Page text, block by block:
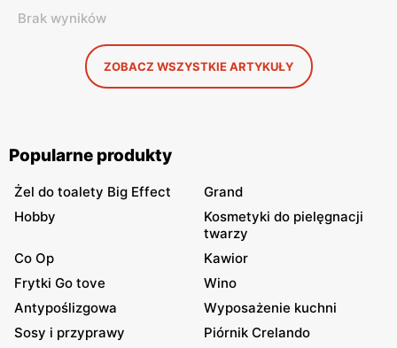
Brak wyników
ZOBACZ WSZYSTKIE ARTYKUŁY
Popularne produkty
Żel do toalety Big Effect
Grand
Hobby
Kosmetyki do pielęgnacji
twarzy
Co Op
Kawior
Frytki Go tove
Wino
Antypoślizgowa
Wyposażenie kuchni
Sosy i przyprawy
Piórnik Crelando